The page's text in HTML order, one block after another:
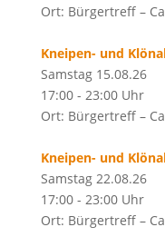
Ort: Bürgertreff –
Kneipen- und
Samstag 15.08.26
17:00 - 23:00 Uhr
Ort: Bürgertreff –
Kneipen- und
Samstag 22.08.26
17:00 - 23:00 Uhr
Ort: Bürgertreff –